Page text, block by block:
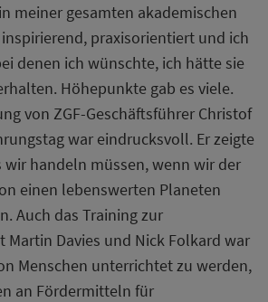
meiner gesamten akademischen
praxisorientiert und ich
denen ich wünschte, ich hätte sie
Höhepunkte gab es viele.
von ZGF-Geschäftsführer Christof
war eindrucksvoll. Er zeigte
wir handeln müssen, wenn wir der
einen lebenswerten Planeten
Auch das Training zur
Davies und Nick Folkard war
Menschen unterrichtet zu werden,
an Fördermitteln für